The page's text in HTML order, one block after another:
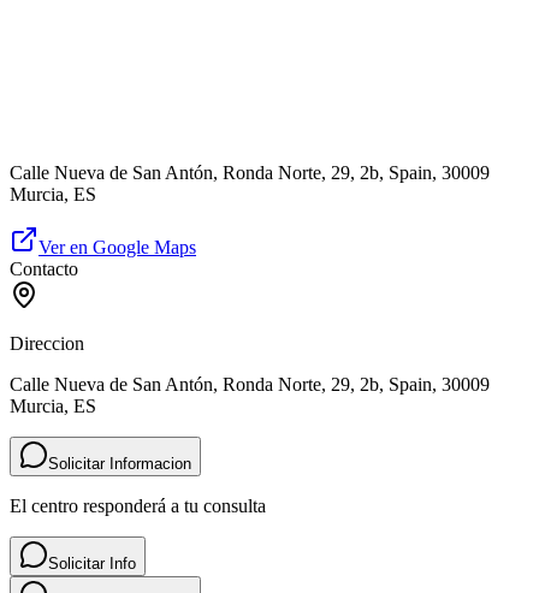
Calle Nueva de San Antón, Ronda Norte, 29, 2b, Spain, 30009
Murcia, ES
Ver en Google Maps
Contacto
Direccion
Calle Nueva de San Antón, Ronda Norte, 29, 2b, Spain, 30009
Murcia, ES
Solicitar Informacion
El centro responderá a tu consulta
Solicitar Info